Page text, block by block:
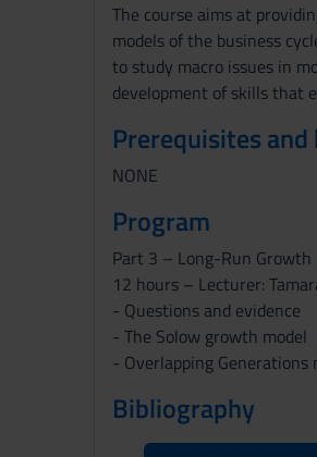
The course aims at
models of the business
to study macro issues in
development of skills that
Prerequisites
NONE
Program
Part 3 – Long-Run Growth
12 hours – Lecturer:
- Questions and evidence
- The Solow growth model
- Overlapping Generations
Bibliography